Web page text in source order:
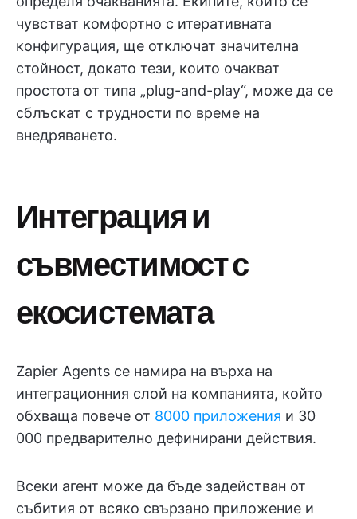
чувстват комфортно с итеративната
конфигурация, ще отключат значителна
стойност, докато тези, които очакват
простота от типа „plug-and-play“, може да се
сблъскат с трудности по време на
внедряването.
Интеграция и
съвместимост с
екосистемата
Zapier Agents се намира на върха на
интеграционния слой на компанията, който
обхваща повече от 8000 приложения и 30
000 предварително дефинирани действия.
Всеки агент може да бъде задействан от
събития от всяко свързано приложение и